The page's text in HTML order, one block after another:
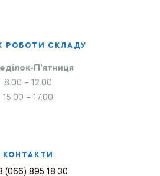
РОБОТИ СКЛАДУ
П’ятниця
8.00 – 12.00
15.00 – 17.00
КОНТАКТИ
(066) 895 18 30